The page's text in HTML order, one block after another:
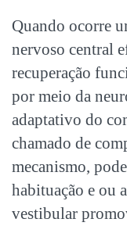
Quando ocorre
nervoso central
recuperação
por meio da
adaptativo do
chamado de
mecanismo,
habituação e ou
vestibular